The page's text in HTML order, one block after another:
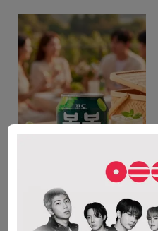
BON BON UVA